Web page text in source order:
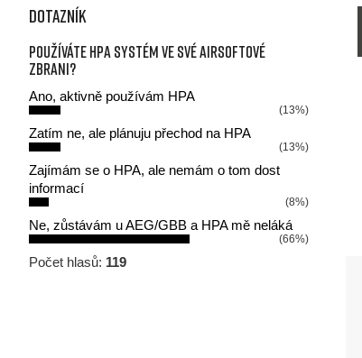
Dotazník
Používáte HPA systém ve své airsoftové
zbrani?
Ano, aktivně používám HPA
(13%)
Zatím ne, ale plánuju přechod na HPA
(13%)
Zajímám se o HPA, ale nemám o tom dost
informací
(8%)
Ne, zůstávám u AEG/GBB a HPA mě neláká
(66%)
Počet hlasů: 119